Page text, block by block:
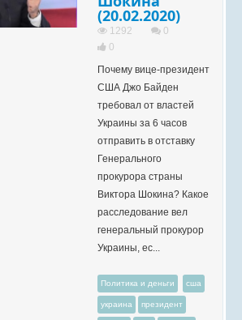
(20.02.2020)
1292
0
0
Почему вице-президент
США Джо Байден
требовал от властей
Украины за 6 часов
отправить в отставку
Генерального
прокурора страны
Виктора Шокина? Какое
расследование вел
генеральный прокурор
Украины, ес...
Политика и деньги сша
украина президент